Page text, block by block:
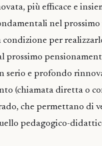
più efficace e
nel
per
prossimo
serio e profondo
(chiamata diretta o
che permettano di
pedagogico-